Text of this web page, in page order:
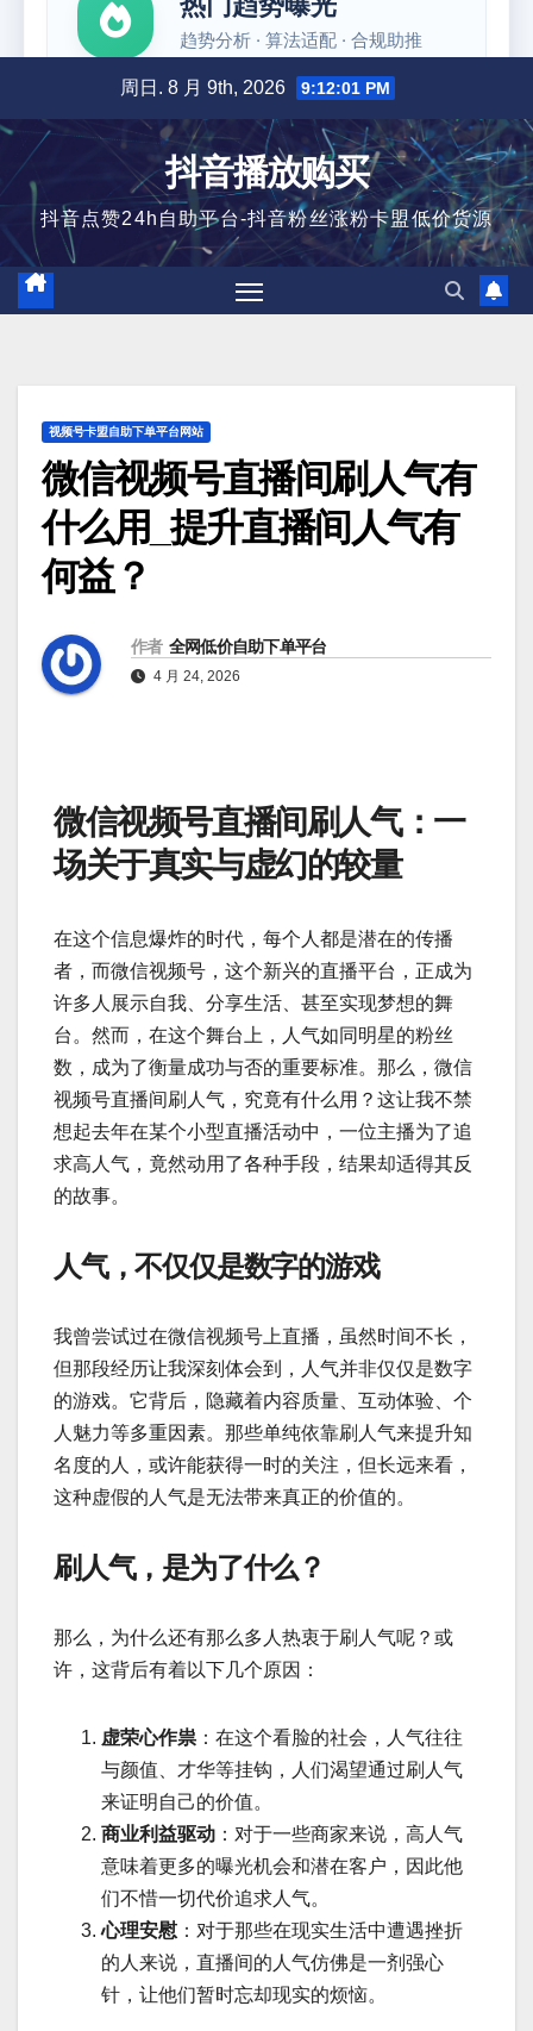
容
周日. 8 月 9th, 2026 9:12:02 PM
抖音播放购买
抖音点赞24h自助平台-抖音粉丝涨粉卡盟低价货源
视频号卡盟自助下单平台网站
微信视频号直播间刷人气有
什么用_提升直播间人气有
何益？
作者 全网低价自助下单平台
4 月 24, 2026
微信视频号直播间刷人气：一
场关于真实与虚幻的较量
在这个信息爆炸的时代，每个人都是潜在的传播
者，而微信视频号，这个新兴的直播平台，正成为
许多人展示自我、分享生活、甚至实现梦想的舞
台。然而，在这个舞台上，人气如同明星的粉丝
数，成为了衡量成功与否的重要标准。那么，微信
视频号直播间刷人气，究竟有什么用？这让我不禁
想起去年在某个小型直播活动中，一位主播为了追
求高人气，竟然动用了各种手段，结果却适得其反
的故事。
人气，不仅仅是数字的游戏
我曾尝试过在微信视频号上直播，虽然时间不长，
但那段经历让我深刻体会到，人气并非仅仅是数字
的游戏。它背后，隐藏着内容质量、互动体验、个
人魅力等多重因素。那些单纯依靠刷人气来提升知
名度的人，或许能获得一时的关注，但长远来看，
这种虚假的人气是无法带来真正的价值的。
刷人气，是为了什么？
那么，为什么还有那么多人热衷于刷人气呢？或
许，这背后有着以下几个原因：
虚荣心作祟 ：在这个看脸的社会，人气往往
与颜值、才华等挂钩，人们渴望通过刷人气
来证明自己的价值。
商业利益驱动 ：对于一些商家来说，高人气
意味着更多的曝光机会和潜在客户，因此他
们不惜一切代价追求人气。
心理安慰 ：对于那些在现实生活中遭遇挫折
的人来说，直播间的人气仿佛是一剂强心
针，让他们暂时忘却现实的烦恼。